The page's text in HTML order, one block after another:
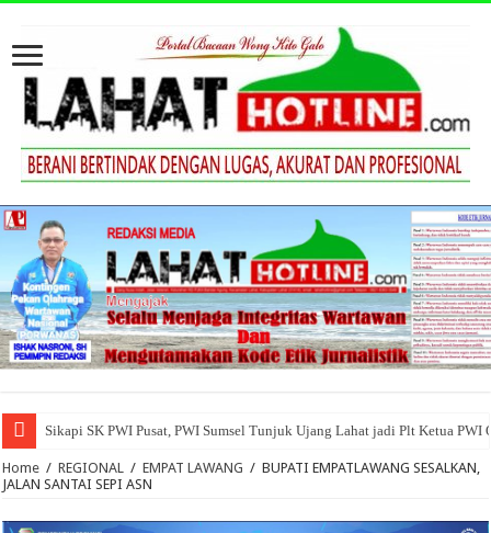
Sikapi SK PWI Pusat, PWI Sumsel Tunjuk Ujang Lahat jadi Plt Ketua PWI
Home / REGIONAL / EMPAT LAWANG / BUPATI EMPATLAWANG SESALKAN,
JALAN SANTAI SEPI ASN